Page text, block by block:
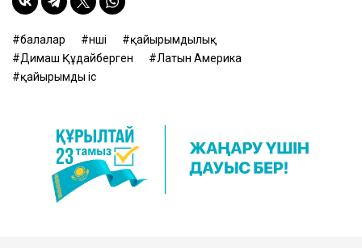
балалар әнші
қайырымдылық
Димаш Құдайберген
Латын Америка
қайырымды іс